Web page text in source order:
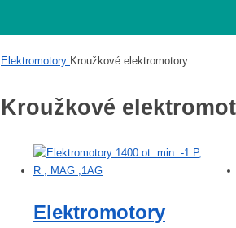
Elektromotory Elektromotory
Kroužkové elektromotory
Kroužkové
Elektromotory